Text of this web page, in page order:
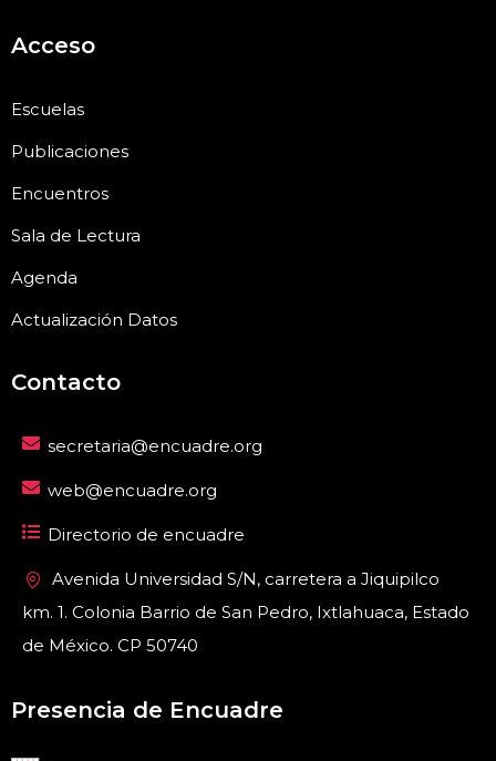
Acceso
Escuelas
Publicaciones
Encuentros
Sala de Lectura
Agenda
Actualización Datos
Contacto
secretaria@encuadre.org
web@encuadre.org
Directorio de encuadre
Avenida Universidad S/N, carretera a Jiquipilco
km. 1. Colonia Barrio de San Pedro, Ixtlahuaca, Estado
de México. CP 50740
Presencia de Encuadre